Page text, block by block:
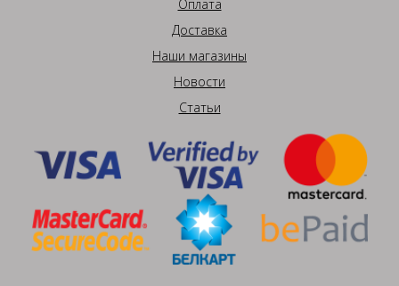
Оплата
Доставка
Наши магазины
Новости
Статьи